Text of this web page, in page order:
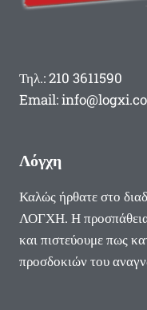
Τηλ.: 210 3611590
Email:
Λόγχη
Καλώς ήρθατε στο
ΛΟΓΧΗ. Η προσπάθεια
και πιστεύουμε πως
προσδοκιών του